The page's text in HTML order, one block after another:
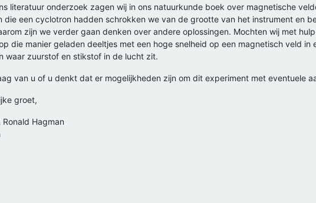
literatuur onderzoek zagen wij in ons natuurkunde boek over magnetische
die een cyclotron hadden schrokken we van de grootte van het instrument en
zijn we verder gaan denken over andere oplossingen. Mochten wij met
die manier geladen deeltjes met een hoge snelheid op een magnetisch veld
waar zuurstof en stikstof in de lucht zit.
van u of u denkt dat er mogelijkheden zijn om dit experiment met eventuele
groet,
Ronald Hagman